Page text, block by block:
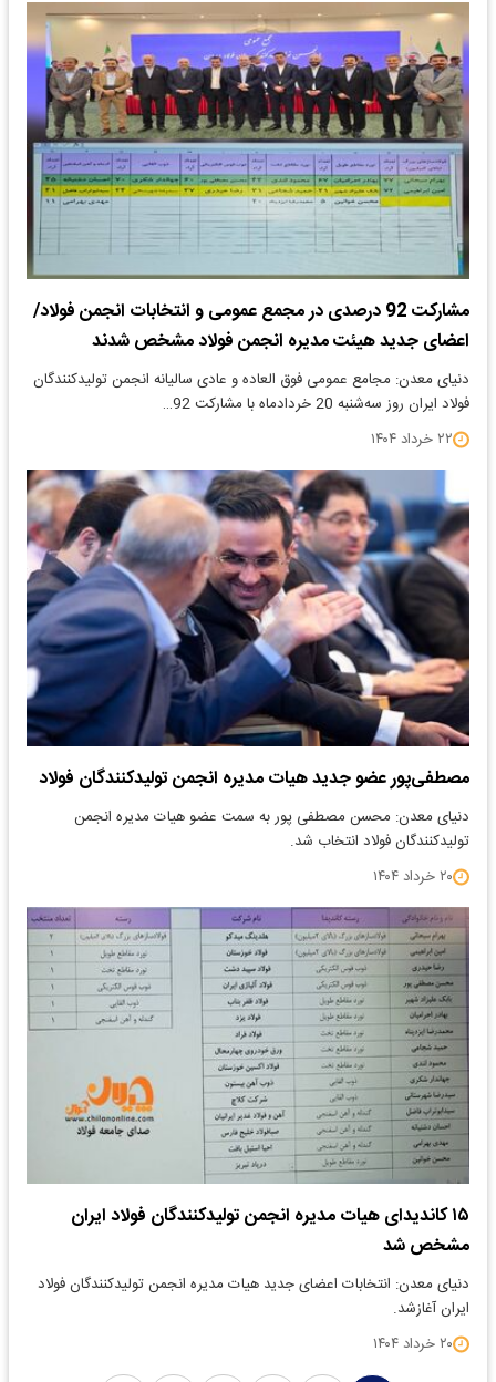
مشارکت 92 درصدی در مجمع عمومی و انتخابات انجمن فولاد/
اعضای جدید هیئت مدیره انجمن فولاد مشخص شدند
دنیای معدن: مجامع عمومی فوق العاده و عادی سالیانه انجمن تولیدکنندگان
فولاد ایران روز سه‌شنبه 20 خردادماه با مشارکت 92…
۲۲ خرداد ۱۴۰۴
مصطفی‌پور عضو جدید هیات مدیره انجمن تولیدکنندگان فولاد
دنیای معدن: محسن مصطفی پور به سمت عضو هیات مدیره انجمن
تولیدکنندگان فولاد انتخاب شد.
۲۰ خرداد ۱۴۰۴
۱۵ کاندیدای هیات مدیره انجمن تولیدکنندگان فولاد ایران
مشخص شد
دنیای معدن: انتخابات اعضای جدید هیات مدیره انجمن تولیدکنندگان فولاد
ایران آغازشد.
۲۰ خرداد ۱۴۰۴